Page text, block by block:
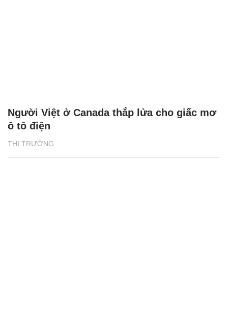
THỊ TRƯỜNG
Người Việt ở Canada thắp lửa cho giấc mơ
ô tô điện